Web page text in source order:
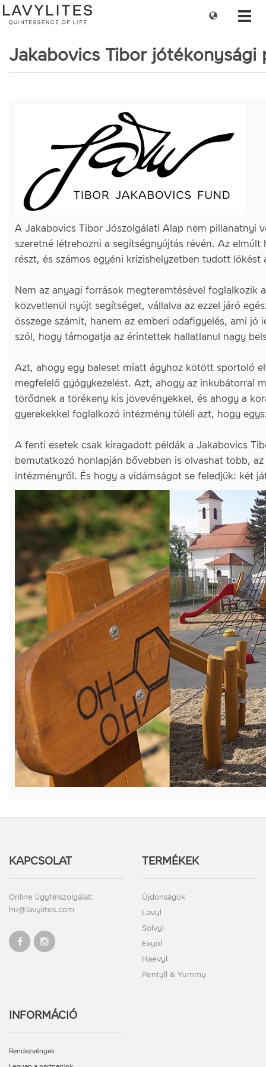
Change
Jakabovics Tibor jótékonysági
A Jakabovics Tibor Jószolgálati Alap nem pillanatnyi
szeretné létrehozni a segítségnyújtás révén. Az
részt, és számos egyéni krízishelyzetben tudott
Nem az anyagi források megteremtésével foglalkozik
közvetlenül nyújt segítséget, vállalva az ezzel járó
összege számít, hanem az emberi odafigyelés, ami jó
szól, hogy támogatja az érintettek hallatlanul nagy
Azt, ahogy egy baleset miatt ágyhoz kötött sportoló
megfelelő gyógykezelést. Azt, ahogy az inkubátorral
törődnek a törékeny kis jövevényekkel, és ahogy a
gyerekekkel foglalkozó intézmény túléli azt, hogy
A fenti esetek csak kiragadott példák a Jakabovics
bemutatkozó honlapján bővebben is olvashat több,
intézményről. És hogy a vidámságot se feledjük: két
KAPCSOLAT
Online ügyfélszolgálat:
hu@lavylites.com
TERMÉKEK
Újdonságok
Lavyl
Solvyl
Exyol
Haevyl
Pentyll & Yummy
INFORMÁCIÓ
Rendezvények